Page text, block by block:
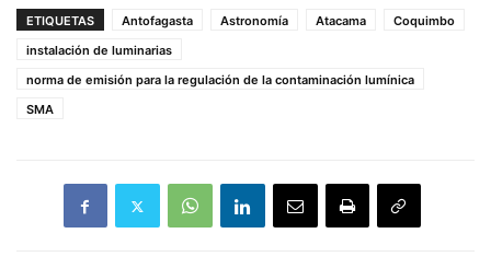
ETIQUETAS Antofagasta Astronomía Atacama
Coquimbo
instalación de luminarias
norma de emisión para la regulación de la contaminación lumínica
SMA